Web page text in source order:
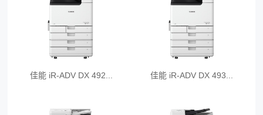
佳能 iR-ADV DX 492... 佳能 iR-ADV DX 493...